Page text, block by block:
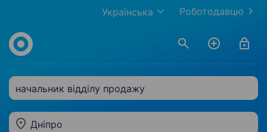
Роботодавцю
Українська
начальник відділу продажу
Дніпро